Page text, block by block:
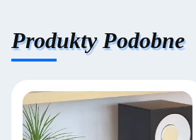
Produkty Podobne